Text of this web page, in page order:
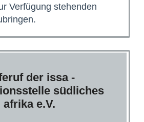
Verfügung stehenden
der issa -
südliches
afrika e.V.